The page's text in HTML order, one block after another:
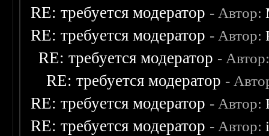
RE: требуется модератор - Автор:
RE: требуется модератор - Автор:
RE: требуется модератор -
RE: требуется модератор -
RE: требуется модератор - Автор:
RE: требуется модератор - Автор: